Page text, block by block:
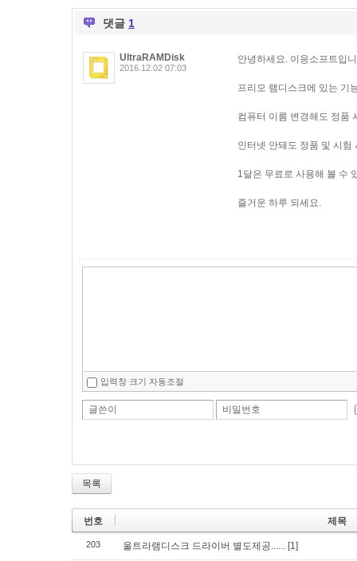
댓글 1
UltraRAMDisk
2016.12.02 07:03
안녕하세요. 이응소프트입
프리모 램디스크에 있는 기
컴퓨터 이름 변경해도 정품
인터넷 안돼도 정품 및 시험
1달은 무료로 사용해 볼 수
즐거운 하루 되세요.
입력창 크기 자동조절
글쓴이 비밀번호
목록
번호 제목
203 울트라램디스크 드라이버 별도제공...... [1]